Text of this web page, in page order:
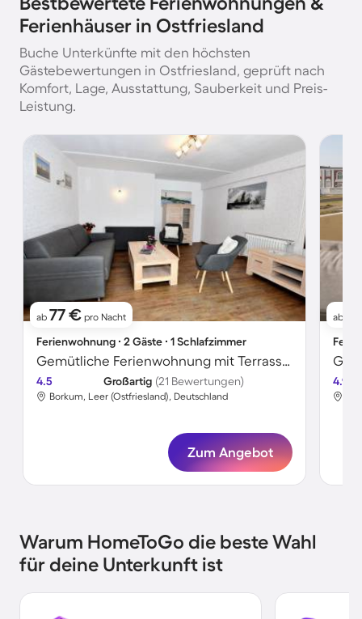
Ferienhäuser in Ostfriesland
Buche Unterkünfte mit den höchsten
Gästebewertungen in Ostfriesland, geprüft nach
Komfort, Lage, Ausstattung, Sauberkeit und Preis-
Leistung.
ab 77 € pro Nacht
Ferienwohnung ∙ 2 Gäste ∙ 1 Schlafzimmer
Gemütliche Ferienwohnung mit Terrasse | Neben dem Strand | Hunde erlaubt
4.5 Großartig (21 Bewertungen)
Borkum, Leer (Ostfriesland), Deutschland
Zum Angebot
ab
4.9
Warum HomeToGo die beste Wahl
für deine Unterkunft ist